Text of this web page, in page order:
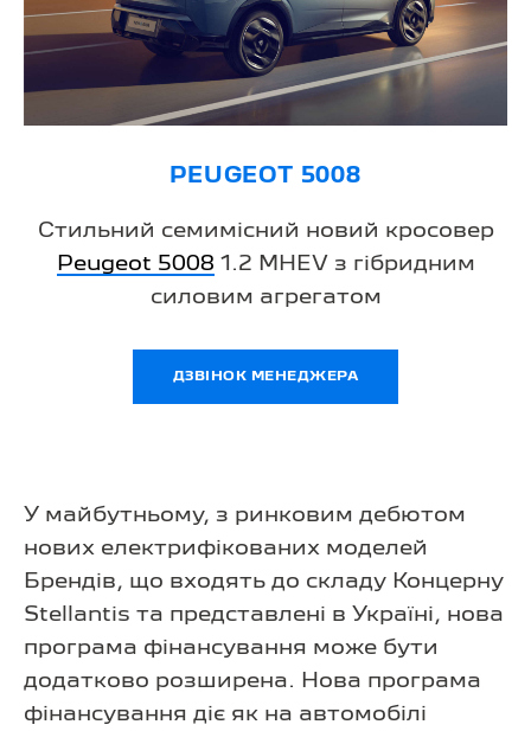
PEUGEOT 5008
Стильний семимісний новий кросовер
Peugeot 5008 1.2 MHEV з гібридним
силовим агрегатом
ДЗВІНОК МЕНЕДЖЕРА
У майбутньому, з ринковим дебютом
нових електрифікованих моделей
Брендів, що входять до складу Концерну
Stellantis та представлені в Україні, нова
програма фінансування може бути
додатково розширена. Нова програма
фінансування діє як на автомобілі